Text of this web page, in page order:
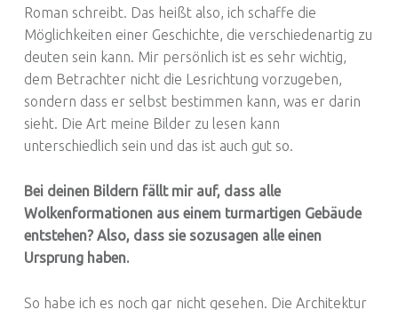
Roman schreibt. Das heißt also, ich schaffe die
Möglichkeiten einer Geschichte, die verschiedenartig zu
deuten sein kann. Mir persönlich ist es sehr wichtig,
dem Betrachter nicht die Lesrichtung vorzugeben,
sondern dass er selbst bestimmen kann, was er darin
sieht. Die Art meine Bilder zu lesen kann
unterschiedlich sein und das ist auch gut so.
Bei deinen Bildern fällt mir auf, dass alle
Wolkenformationen aus einem turmartigen Gebäude
entstehen? Also, dass sie sozusagen alle einen
Ursprung haben.
So habe ich es noch gar nicht gesehen. Die Architektur